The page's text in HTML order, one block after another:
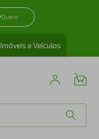
Quero
Imóveis e Veículos